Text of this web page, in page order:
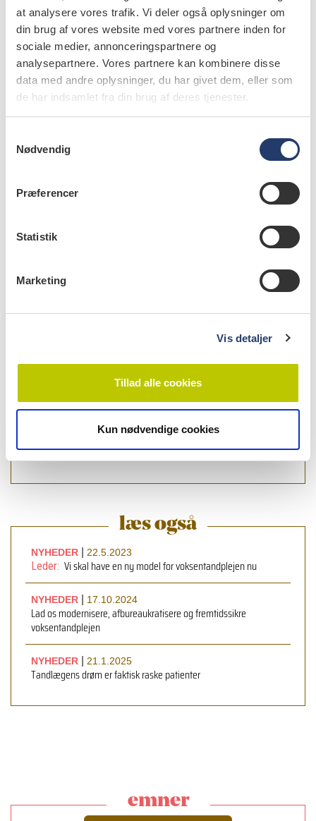
at analysere vores trafik. Vi deler også oplysninger om
din brug af vores website med vores partnere inden for
sociale medier, annonceringspartnere og
analysepartnere. Vores partnere kan kombinere disse
data med andre oplysninger, du har givet dem, eller som
de har indsamlet fra din brug af deres tjenester.
Nødvendig
Præferencer
Statistik
Marketing
Vis detaljer
Tillad alle cookies
Kun nødvendige cookies
stadig tid til at rette op på skævheden, inden de negative
konsekvenser for tandsundheden slår igennem. I valgåret
2026 ligger den lige til højrebenet for partier, der
mangler en rigtig god velfærdsdagsorden, som kan gøre
en reel forskel for mange tusinde helt almindelige
lønmodtagere – både når det gælder sundhed, trivsel og
læs bladet
læs også
NYHEDER 22.5.2023
Leder: Vi skal have en ny model for voksentandplejen nu
NYHEDER 17.10.2024
Lad os modernisere, afbureaukratisere og fremtidssikre
voksentandplejen
NYHEDER 21.1.2025
Tandlægens drøm er faktisk raske patienter
emner